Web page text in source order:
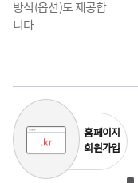
방식(옵션)도 제공합
니다
홈페이지
회원가입